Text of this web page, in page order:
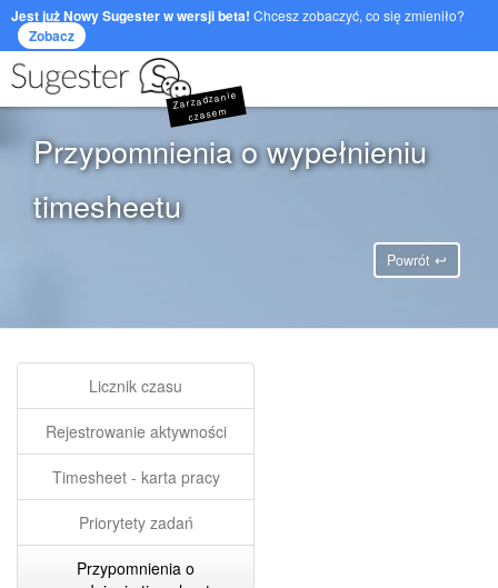
Jest już Nowy Sugester w wersji beta! Chcesz zobaczyć, co się zmieniło?
Zobacz
Zarzadzanie
czasem
Przypomnienia o wypełnieniu
timesheetu
Powrót ↩
Licznik czasu
Rejestrowanie aktywności
Timesheet - karta pracy
Priorytety zadań
Przypomnienia o